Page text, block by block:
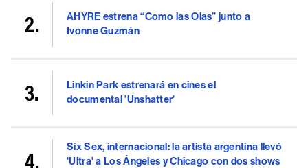
AHYRE estrena “Como las Olas” junto a
Ivonne Guzmán
Linkin Park estrenará en cines el
documental 'Unshatter'
Six Sex, internacional: la artista argentina llevó
'Ultra' a Los Ángeles y Chicago con dos shows